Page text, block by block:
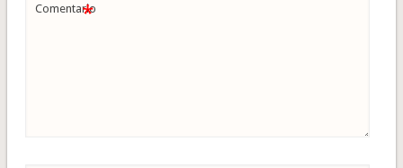
Comentario
*